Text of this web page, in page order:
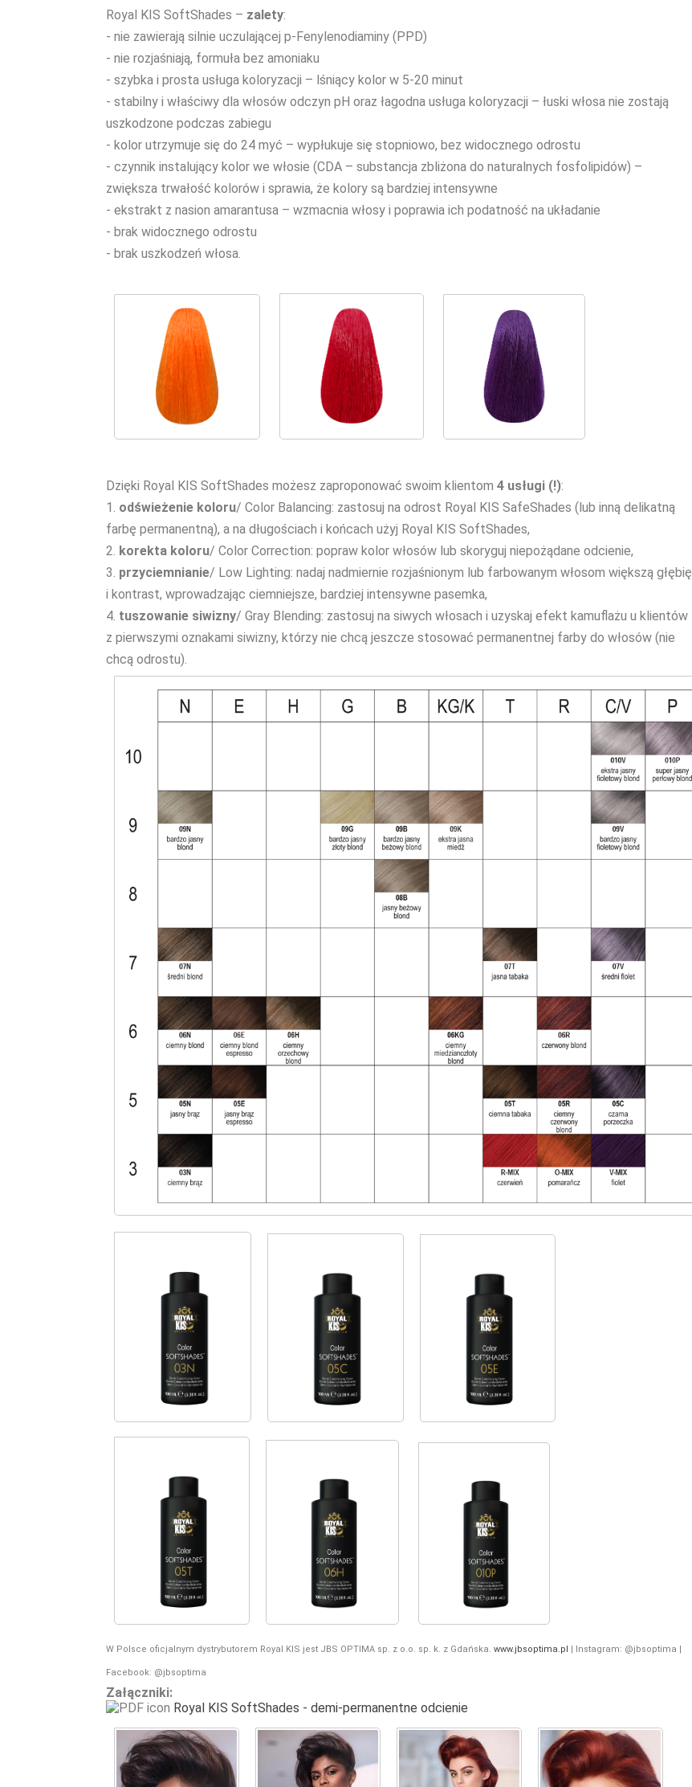
Royal KIS SoftShades – zalety:
- nie zawierają silnie uczulającej p-Fenylenodiaminy (PPD)
- nie rozjaśniają, formuła bez amoniaku
- szybka i prosta usługa koloryzacji – lśniący kolor w 5-20 minut
- stabilny i właściwy dla włosów odczyn pH oraz łagodna usługa koloryzacji – łuski włosa nie zostają
uszkodzone podczas zabiegu
- kolor utrzymuje się do 24 myć – wypłukuje się stopniowo, bez widocznego odrostu
- czynnik instalujący kolor we włosie (CDA – substancja zbliżona do naturalnych fosfolipidów) –
zwiększa trwałość kolorów i sprawia, że kolory są bardziej intensywne
- ekstrakt z nasion amarantusa – wzmacnia włosy i poprawia ich podatność na układanie
- brak widocznego odrostu
- brak uszkodzeń włosa.
Dzięki Royal KIS SoftShades możesz zaproponować swoim klientom 4 usługi (!):
1. odświeżenie koloru/ Color Balancing: zastosuj na odrost Royal KIS SafeShades (lub inną delikatną
farbę permanentną), a na długościach i końcach użyj Royal KIS SoftShades,
2. korekta koloru/ Color Correction: popraw kolor włosów lub skoryguj niepożądane odcienie,
3. przyciemnianie/ Low Lighting: nadaj nadmiernie rozjaśnionym lub farbowanym włosom większą głębię
i kontrast, wprowadzając ciemniejsze, bardziej intensywne pasemka,
4. tuszowanie siwizny/ Gray Blending: zastosuj na siwych włosach i uzyskaj efekt kamuflażu u klientów
z pierwszymi oznakami siwizny, którzy nie chcą jeszcze stosować permanentnej farby do włosów (nie
chcą odrostu).
W Polsce oficjalnym dystrybutorem Royal KIS jest JBS OPTIMA sp. z o.o. sp. k. z Gdańska. www.jbsoptima.pl | Instagram: @jbsoptima |
Facebook: @jbsoptima
Załączniki:
Royal KIS SoftShades - demi-permanentne odcienie